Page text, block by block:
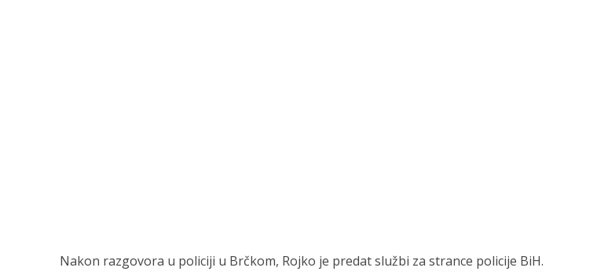
Nakon razgovora u policiji u Brčkom, Rojko je predat službi za strance policije BiH.